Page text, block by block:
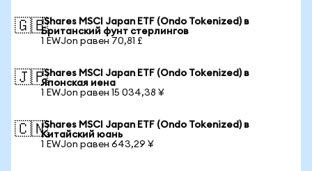
🇬🇧iShares MSCI Japan ETF (Ondo Tokenized) в
Британский фунт стерлингов
1 EWJon равен 70,81 £
🇯🇵iShares MSCI Japan ETF (Ondo Tokenized) в
Японская иена
1 EWJon равен 15 034,38 ¥
🇨🇳iShares MSCI Japan ETF (Ondo Tokenized) в
Китайский юань
1 EWJon равен 643,29 ¥